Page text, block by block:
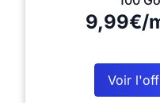
9,99€/
Voir